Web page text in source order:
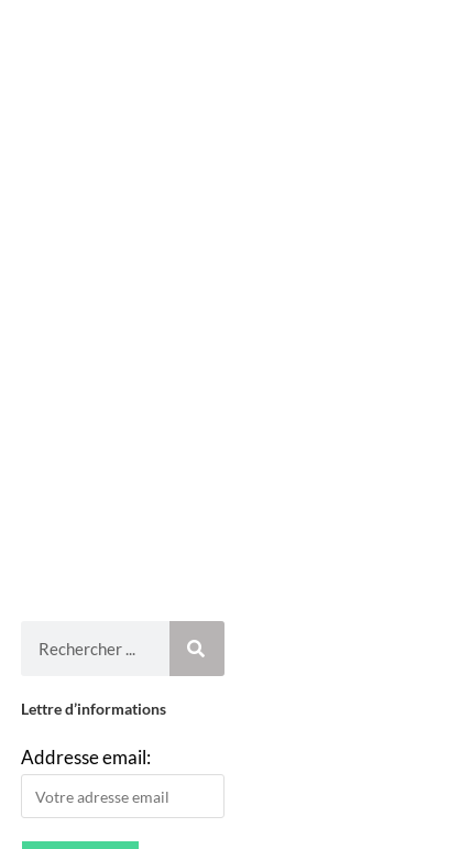
Lettre d’informations
Addresse email: